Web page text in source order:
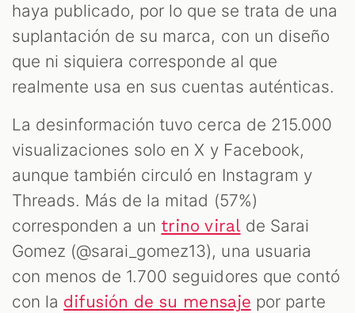
haya publicado, por lo que se trata de una
suplantación de su marca, con un diseño
que ni siquiera corresponde al que
realmente usa en sus cuentas auténticas.
La desinformación tuvo cerca de 215.000
visualizaciones solo en X y Facebook,
aunque también circuló en Instagram y
Threads. Más de la mitad (57%)
corresponden a un trino viralde Sarai
Gomez (@sarai_gomez13), una usuaria
con menos de 1.700 seguidores que contó
con la difusión de su mensaje por parte